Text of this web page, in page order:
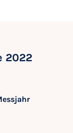
2022